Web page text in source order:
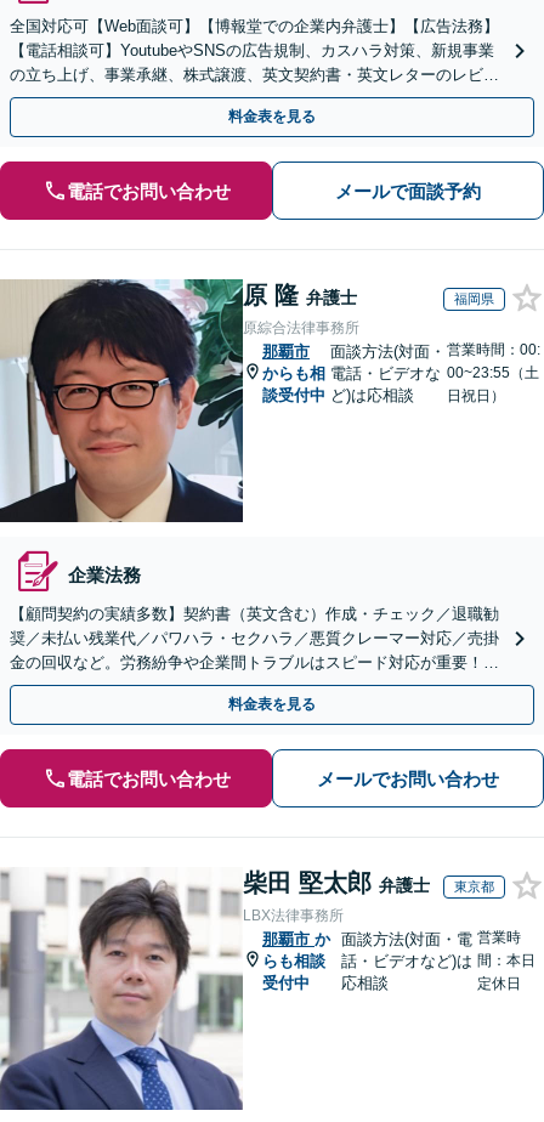
全国対応可【Web面談可】【博報堂での企業内弁護士】【広告法務】
【電話相談可】YoutubeやSNSの広告規制、カスハラ対策、新規事業
の立ち上げ、事業承継、株式譲渡、英文契約書・英文レターのレビュ
ー・ドラフトなどに対応。
料金表を見る
電話でお問い合わせ メールで面談予約
原 隆 弁護士 福岡県
原綜合法律事務所
那覇市
からも相
談受付中
面談方法(対面・
電話・ビデオな
ど)は応相談
営業時間：00:
00~23:55（土
日祝日）
企業法務
【顧問契約の実績多数】契約書（英文含む）作成・チェック／退職勧
奨／未払い残業代／パワハラ・セクハラ／悪質クレーマー対応／売掛
金の回収など。労務紛争や企業間トラブルはスピード対応が重要！ビ
ジネスを発展させるために全力でサポートします。
料金表を見る
電話でお問い合わせ メールでお問い合わせ
柴田 堅太郎 弁護士 東京都
LBX法律事務所
那覇市 か
らも相談
受付中
面談方法(対面・電
話・ビデオなど)は
応相談
営業時
間：本日
定休日